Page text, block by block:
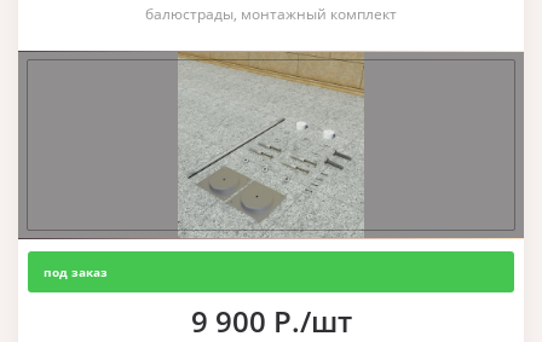
балюстрады, монтажный комплект
под заказ
9 900 Р./шт